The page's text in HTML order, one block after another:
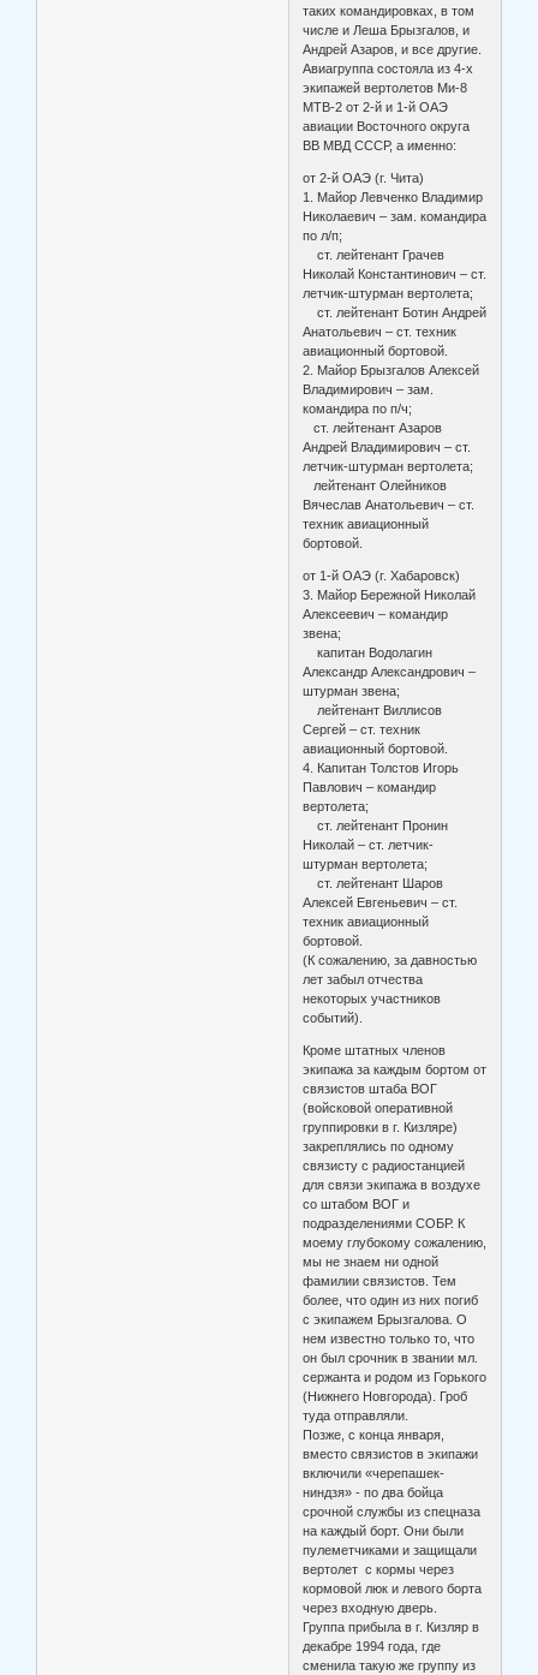
таких командировках, в том
числе и Леша Брызгалов, и
Андрей Азаров, и все другие.
Авиагруппа состояла из 4-х
экипажей вертолетов Ми-8
МТВ-2 от 2-й и 1-й ОАЭ
авиации Восточного округа
ВВ МВД СССР, а именно:
от 2-й ОАЭ (г. Чита)
1. Майор Левченко Владимир
Николаевич – зам. командира
по л/п;
ст. лейтенант Грачев
Николай Константинович – ст.
летчик-штурман вертолета;
ст. лейтенант Ботин Андрей
Анатольевич – ст. техник
авиационный бортовой.
2. Майор Брызгалов Алексей
Владимирович – зам.
командира по п/ч;
ст. лейтенант Азаров
Андрей Владимирович – ст.
летчик-штурман вертолета;
лейтенант Олейников
Вячеслав Анатольевич – ст.
техник авиационный
бортовой.
от 1-й ОАЭ (г. Хабаровск)
3. Майор Бережной Николай
Алексеевич – командир
звена;
капитан Водолагин
Александр Александрович –
штурман звена;
лейтенант Виллисов
Сергей – ст. техник
авиационный бортовой.
4. Капитан Толстов Игорь
Павлович – командир
вертолета;
ст. лейтенант Пронин
Николай – ст. летчик-
штурман вертолета;
ст. лейтенант Шаров
Алексей Евгеньевич – ст.
техник авиационный
бортовой.
(К сожалению, за давностью
лет забыл отчества
некоторых участников
событий).
Кроме штатных членов
экипажа за каждым бортом от
связистов штаба ВОГ
(войсковой оперативной
группировки в г. Кизляре)
закреплялись по одному
связисту с радиостанцией
для связи экипажа в воздухе
со штабом ВОГ и
подразделениями СОБР. К
моему глубокому сожалению,
мы не знаем ни одной
фамилии связистов. Тем
более, что один из них погиб
с экипажем Брызгалова. О
нем известно только то, что
он был срочник в звании мл.
сержанта и родом из Горького
(Нижнего Новгорода). Гроб
туда отправляли.
Позже, с конца января,
вместо связистов в экипажи
включили «черепашек-
ниндзя» - по два бойца
срочной службы из спецназа
на каждый борт. Они были
пулеметчиками и защищали
вертолет с кормы через
кормовой люк и левого борта
через входную дверь.
Группа прибыла в г. Кизляр в
декабре 1994 года, где
сменила такую же группу из